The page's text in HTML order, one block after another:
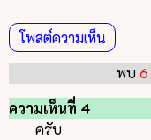
โพสต์ความเห็น
พบ 6
ความเห็นที่ 4
ครับ